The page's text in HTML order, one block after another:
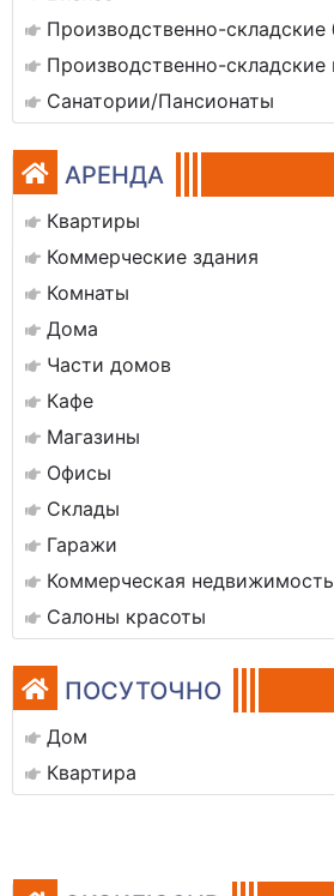
Санатории/Пансионаты
АРЕНДА
Квартиры
Коммерческие здания
Комнаты
Дома
Части домов
Кафе
Магазины
Офисы
Склады
Гаражи
Коммерческая недвижимость
Салоны красоты
ПОСУТОЧНО
Дом
Квартира